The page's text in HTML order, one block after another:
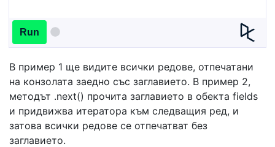
Run
В пример 1 ще видите всички редове, отпечатани
на конзолата заедно със заглавието. В пример 2,
методът .next() прочита заглавието в обекта fields
и придвижва итератора към следващия ред, и
затова всички редове се отпечатват без
заглавието.